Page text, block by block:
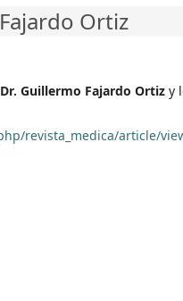
Ortiz
Dr. Guillermo Fajardo Ortiz y
revista_medica/article/